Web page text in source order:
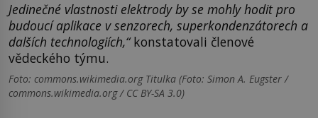
Jedinečné vlastnosti elektrody by se mohly hodit pro
budoucí aplikace v senzorech, superkondenzátorech a
dalších technologiích,“konstatovali členové
vědeckého týmu.
Foto: commons.wikimedia.org Titulka (Foto: Simon A. Eugster /
commons.wikimedia.org / CC BY-SA 3.0)